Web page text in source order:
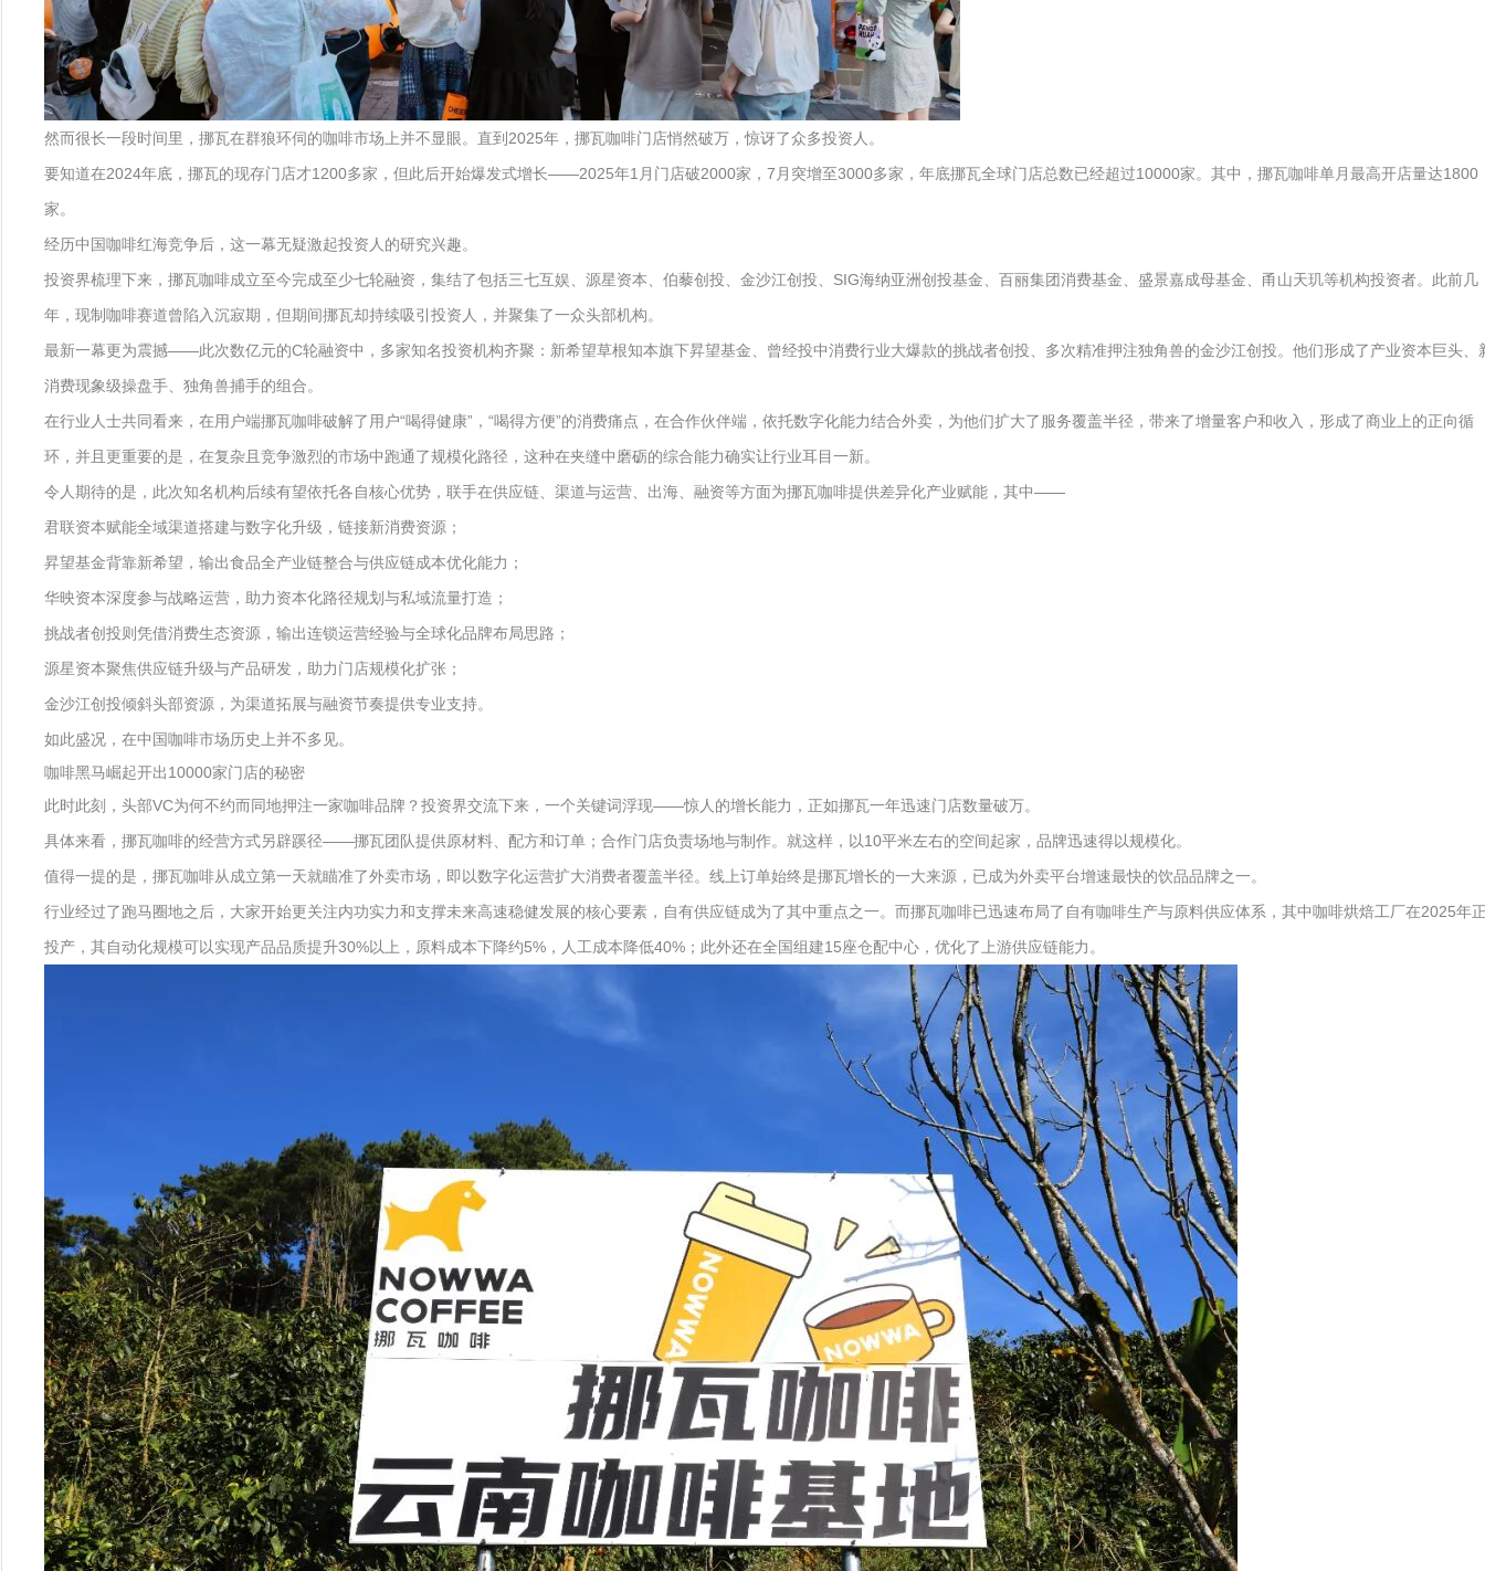
然而很长一段时间里，挪瓦在群狼环伺的咖啡市场上并不显眼。直到2025年，挪瓦咖啡门店悄然破万，惊讶了众多投资人。
要知道在2024年底，挪瓦的现存门店才1200多家，但此后开始爆发式增长——2025年1月门店破2000家，7月突增至3000多家，年底挪瓦全球门店总数已经超过10000家。其中，挪瓦咖啡单月最高开店量达1800
家。
经历中国咖啡红海竞争后，这一幕无疑激起投资人的研究兴趣。
投资界梳理下来，挪瓦咖啡成立至今完成至少七轮融资，集结了包括三七互娱、源星资本、伯藜创投、金沙江创投、SIG海纳亚洲创投基金、百丽集团消费基金、盛景嘉成母基金、甬山天玑等机构投资者。此前几
年，现制咖啡赛道曾陷入沉寂期，但期间挪瓦却持续吸引投资人，并聚集了一众头部机构。
最新一幕更为震撼——此次数亿元的C轮融资中，多家知名投资机构齐聚：新希望草根知本旗下昇望基金、曾经投中消费行业大爆款的挑战者创投、多次精准押注独角兽的金沙江创投。他们形成了产业资本巨头、
消费现象级操盘手、独角兽捕手的组合。
在行业人士共同看来，在用户端挪瓦咖啡破解了用户“喝得健康”，“喝得方便”的消费痛点，在合作伙伴端，依托数字化能力结合外卖，为他们扩大了服务覆盖半径，带来了增量客户和收入，形成了商业上的正向循
环，并且更重要的是，在复杂且竞争激烈的市场中跑通了规模化路径，这种在夹缝中磨砺的综合能力确实让行业耳目一新。
令人期待的是，此次知名机构后续有望依托各自核心优势，联手在供应链、渠道与运营、出海、融资等方面为挪瓦咖啡提供差异化产业赋能，其中——
君联资本赋能全域渠道搭建与数字化升级，链接新消费资源；
昇望基金背靠新希望，输出食品全产业链整合与供应链成本优化能力；
华映资本深度参与战略运营，助力资本化路径规划与私域流量打造；
挑战者创投则凭借消费生态资源，输出连锁运营经验与全球化品牌布局思路；
源星资本聚焦供应链升级与产品研发，助力门店规模化扩张；
金沙江创投倾斜头部资源，为渠道拓展与融资节奏提供专业支持。
如此盛况，在中国咖啡市场历史上并不多见。
咖啡黑马崛起开出10000家门店的秘密
此时此刻，头部VC为何不约而同地押注一家咖啡品牌？投资界交流下来，一个关键词浮现——惊人的增长能力，正如挪瓦一年迅速门店数量破万。
具体来看，挪瓦咖啡的经营方式另辟蹊径——挪瓦团队提供原材料、配方和订单；合作门店负责场地与制作。就这样，以10平米左右的空间起家，品牌迅速得以规模化。
值得一提的是，挪瓦咖啡从成立第一天就瞄准了外卖市场，即以数字化运营扩大消费者覆盖半径。线上订单始终是挪瓦增长的一大来源，已成为外卖平台增速最快的饮品品牌之一。
行业经过了跑马圈地之后，大家开始更关注内功实力和支撑未来高速稳健发展的核心要素，自有供应链成为了其中重点之一。而挪瓦咖啡已迅速布局了自有咖啡生产与原料供应体系，其中咖啡烘焙工厂在2025年
投产，其自动化规模可以实现产品品质提升30%以上，原料成本下降约5%，人工成本降低40%；此外还在全国组建15座仓配中心，优化了上游供应链能力。